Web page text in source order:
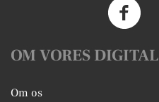
OM VORES DIGITAL
Om os